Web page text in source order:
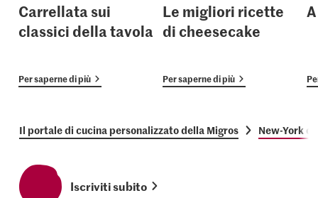
Carrellata sui
classici della tavola
Per saperne di più
Le migliori ricette
di cheesecake
Per saperne di più
Il portale di cucina personalizzato della Migros New-York
Iscriviti subito